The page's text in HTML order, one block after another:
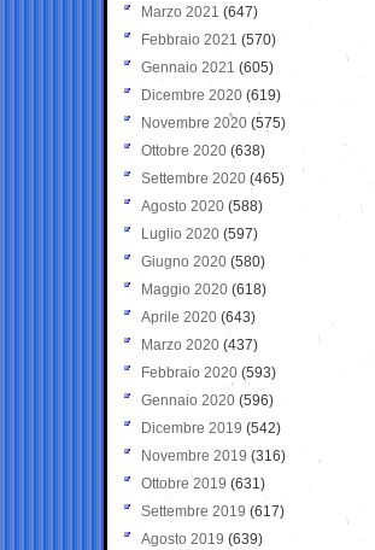
Marzo 2021 (647)
Febbraio 2021 (570)
Gennaio 2021 (605)
Dicembre 2020 (619)
Novembre 2020 (575)
Ottobre 2020 (638)
Settembre 2020(465)
Agosto 2020 (588)
Luglio 2020 (597)
Giugno 2020 (580)
Maggio 2020 (618)
Aprile 2020 (643)
Marzo 2020 (437)
Febbraio 2020 (593)
Gennaio 2020 (596)
Dicembre 2019 (542)
Novembre 2019 (316)
Ottobre 2019 (631)
Settembre 2019 (617)
Agosto 2019 (639)